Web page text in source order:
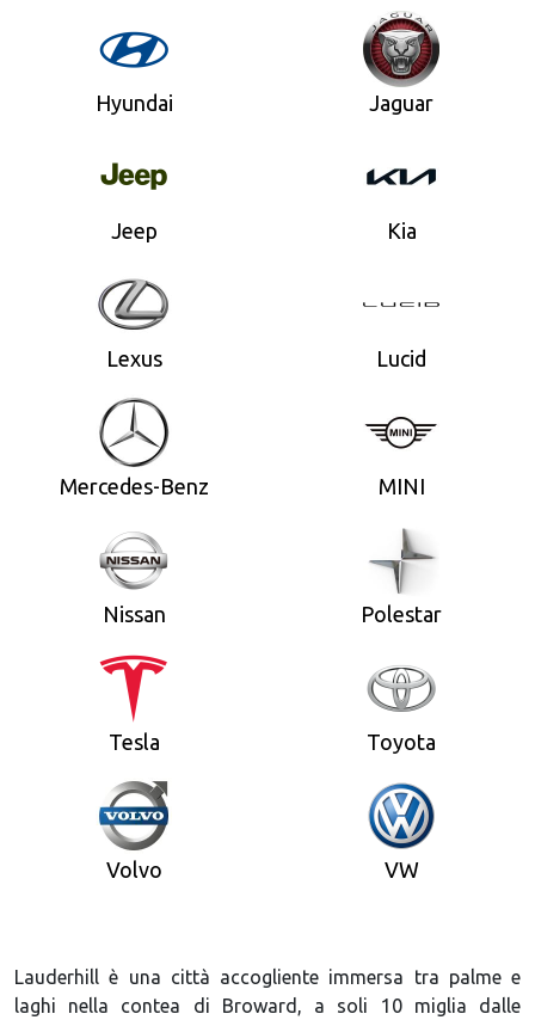
Hyundai Jaguar
Jeep Kia
Lexus Lucid
Mercedes-Benz MINI
Nissan Polestar
Tesla Toyota
Volvo VW
Lauderhill è una città accogliente immersa tra palme e
laghi nella contea di Broward, a soli 10 miglia dalle